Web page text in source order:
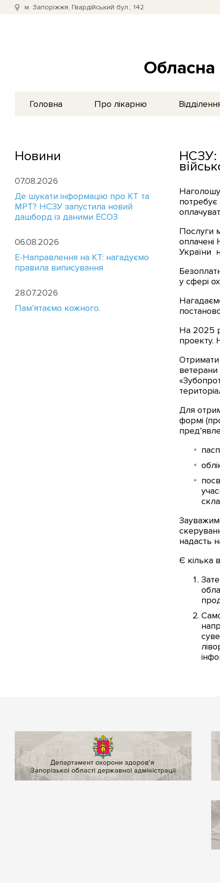
м. Запоріжжя, Гвардійський бул., 142
Обласна
Головна Про лікарню
Новини
07.08.2026
Де шукати інформацію про КТ та
МРТ? НСЗУ запустила новий
дашборд із даними ЕСОЗ
06.08.2026
E-Направлення на КТ: нагадуємо
правила виписування
28.07.2026
Пам’ятаємо кожного.
НСЗУ:
потребує
Послуги
України
у сфері
На 2025
проекту.
Отримати
ветерани
Для
формі
надасть
Є кілька